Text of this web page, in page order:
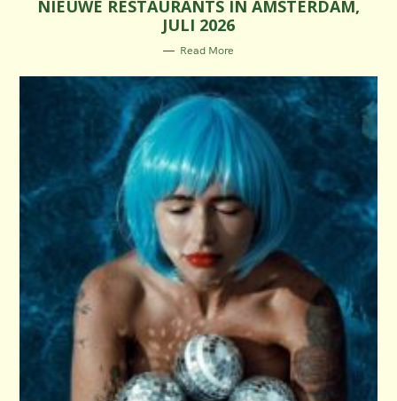
T
E
G
O
R
I
S
NIEUWE RESTAURANTS IN AMSTERDAM,
JULI 2026
Read More